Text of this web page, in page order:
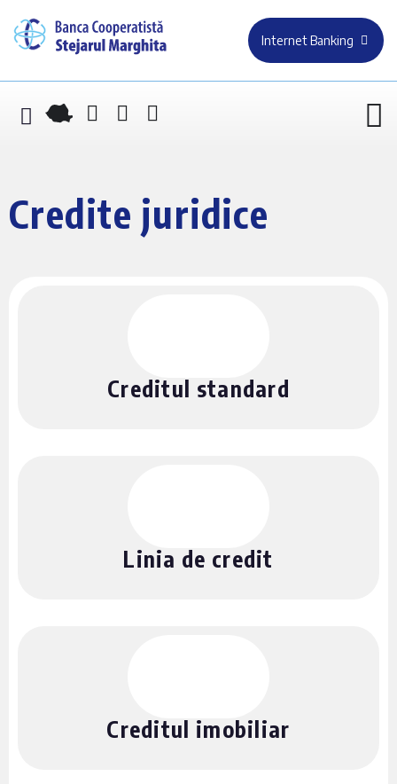
Internet Banking
Credite juridice
Creditul standard
Linia de credit
Creditul imobiliar